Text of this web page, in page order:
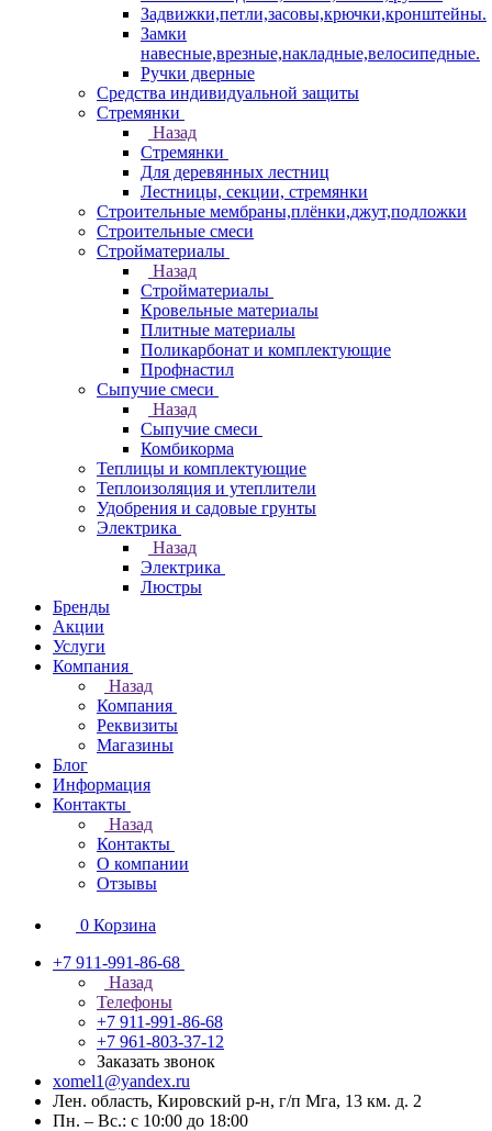
Задвижки,петли,засовы,крючки,кронштейны.
Замки
навесные,врезные,накладные,велосипедные.
Ручки дверные
Средства индивидуальной защиты
Стремянки
Назад
Стремянки
Для деревянных лестниц
Лестницы, секции, стремянки
Строительные мембраны,плёнки,джут,подложки
Строительные смеси
Стройматериалы
Назад
Стройматериалы
Кровельные материалы
Плитные материалы
Поликарбонат и комплектующие
Профнастил
Сыпучие смеси
Назад
Сыпучие смеси
Комбикорма
Теплицы и комплектующие
Теплоизоляция и утеплители
Удобрения и садовые грунты
Электрика
Назад
Электрика
Люстры
Бренды
Акции
Услуги
Компания
Назад
Компания
Реквизиты
Магазины
Блог
Информация
Контакты
Назад
Контакты
О компании
Отзывы
0 Корзина
+7 911-991-86-68
Назад
Телефоны
+7 911-991-86-68
+7 961-803-37-12
Заказать звонок
xomel1@yandex.ru
Лен. область, Кировский р-н, г/п Мга, 13 км. д. 2
Пн. – Вс.: с 10:00 до 18:00